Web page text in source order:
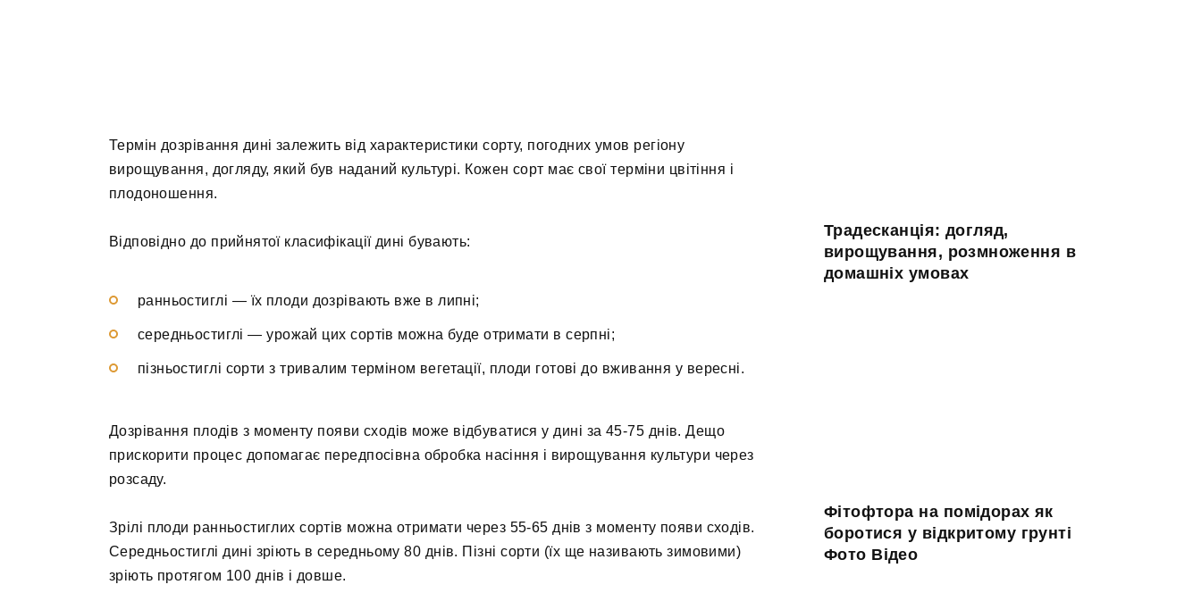
Термін дозрівання дині залежить від характеристики сорту, погодних умов регіону
вирощування, догляду, який був наданий культурі. Кожен сорт має свої терміни цвітіння і
плодоношення.
Відповідно до прийнятої класифікації дині бувають:
ранньостиглі — їх плоди дозрівають вже в липні;
середньостиглі — урожай цих сортів можна буде отримати в серпні;
пізньостиглі сорти з тривалим терміном вегетації, плоди готові до вживання у вересні.
Дозрівання плодів з моменту появи сходів може відбуватися у дині за 45-75 днів. Дещо
прискорити процес допомагає передпосівна обробка насіння і вирощування культури через
розсаду.
Зрілі плоди ранньостиглих сортів можна отримати через 55-65 днів з моменту появи сходів.
Середньостиглі дині зріють в середньому 80 днів. Пізні сорти (їх ще називають зимовими)
зріють протягом 100 днів і довше.
Традесканція: догляд,
вирощування, розмноження в
домашніх умовах
Фітофтора на помідорах як
боротися у відкритому грунті
Фото Відео